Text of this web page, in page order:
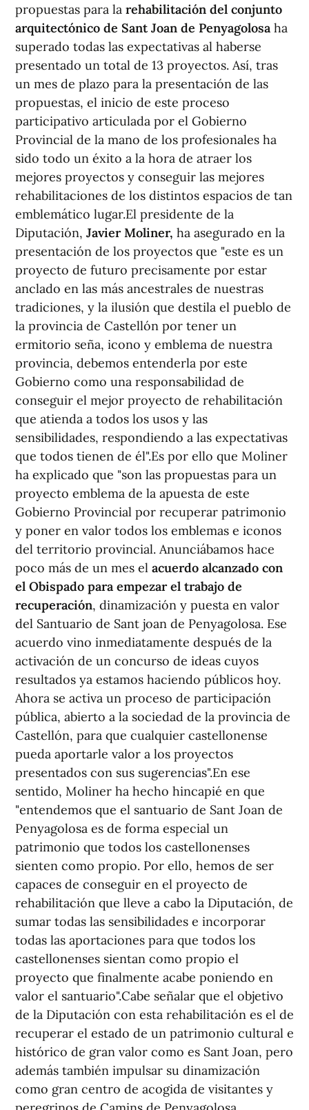
propuestas para la rehabilitación del conjunto
arquitectónico de Sant Joan de Penyagolosa ha
superado todas las expectativas al haberse
presentado un total de 13 proyectos. Así, tras
un mes de plazo para la presentación de las
propuestas, el inicio de este proceso
participativo articulada por el Gobierno
Provincial de la mano de los profesionales ha
sido todo un éxito a la hora de atraer los
mejores proyectos y conseguir las mejores
rehabilitaciones de los distintos espacios de tan
emblemático lugar.El presidente de la
Diputación, Javier Moliner, ha asegurado en la
presentación de los proyectos que "este es un
proyecto de futuro precisamente por estar
anclado en las más ancestrales de nuestras
tradiciones, y la ilusión que destila el pueblo de
la provincia de Castellón por tener un
ermitorio seña, icono y emblema de nuestra
provincia, debemos entenderla por este
Gobierno como una responsabilidad de
conseguir el mejor proyecto de rehabilitación
que atienda a todos los usos y las
sensibilidades, respondiendo a las expectativas
que todos tienen de él".Es por ello que Moliner
ha explicado que "son las propuestas para un
proyecto emblema de la apuesta de este
Gobierno Provincial por recuperar patrimonio
y poner en valor todos los emblemas e iconos
del territorio provincial. Anunciábamos hace
poco más de un mes el acuerdo alcanzado con
el Obispado para empezar el trabajo de
recuperación, dinamización y puesta en valor
del Santuario de Sant joan de Penyagolosa. Ese
acuerdo vino inmediatamente después de la
activación de un concurso de ideas cuyos
resultados ya estamos haciendo públicos hoy.
Ahora se activa un proceso de participación
pública, abierto a la sociedad de la provincia de
Castellón, para que cualquier castellonense
pueda aportarle valor a los proyectos
presentados con sus sugerencias".En ese
sentido, Moliner ha hecho hincapié en que
"entendemos que el santuario de Sant Joan de
Penyagolosa es de forma especial un
patrimonio que todos los castellonenses
sienten como propio. Por ello, hemos de ser
capaces de conseguir en el proyecto de
rehabilitación que lleve a cabo la Diputación, de
sumar todas las sensibilidades e incorporar
todas las aportaciones para que todos los
castellonenses sientan como propio el
proyecto que finalmente acabe poniendo en
valor el santuario".Cabe señalar que el objetivo
de la Diputación con esta rehabilitación es el de
recuperar el estado de un patrimonio cultural e
histórico de gran valor como es Sant Joan, pero
además también impulsar su dinamización
como gran centro de acogida de visitantes y